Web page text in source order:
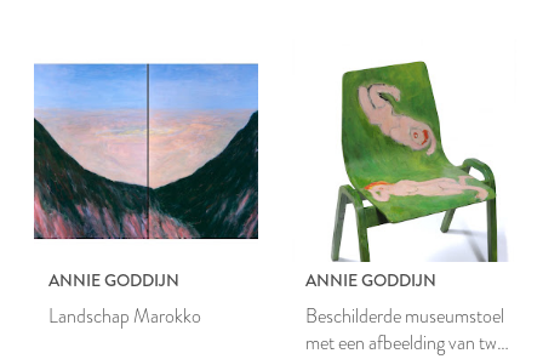
ANNIE GODDIJN
Landschap Marokko
ANNIE GODDIJN
Beschilderde museumstoel
met een afbeelding van twee